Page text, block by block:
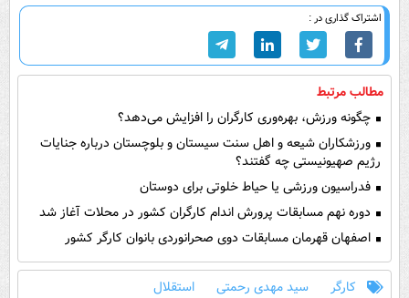
اشتراک گذاری در :
مطالب مرتبط
چگونه ورزش، بهره‌وری کارگران را افزایش می‌دهد؟
ورزشکاران شیعه و اهل سنت سیستان و بلوچستان درباره جنایات
رژیم صهیونیستی چه گفتند؟
فدراسیون ورزشی یا حیاط خلوتی برای دوستان
دوره نهم مسابقات پرورش اندام کارگران کشور در محلات آغاز شد
اصفهان قهرمان مسابقات دوی صحرانوردی بانوان کارگر کشور
کارگر سید مهدی رحمتی استقلال